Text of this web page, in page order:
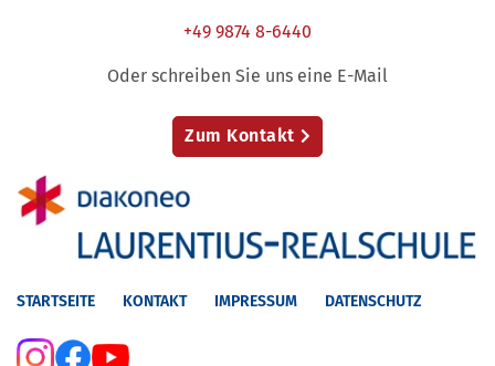
+49 9874 8-6440
Oder schreiben Sie uns eine E-Mail
Zum Kontakt
STARTSEITE KONTAKT IMPRESSUM DATENSCHUTZ